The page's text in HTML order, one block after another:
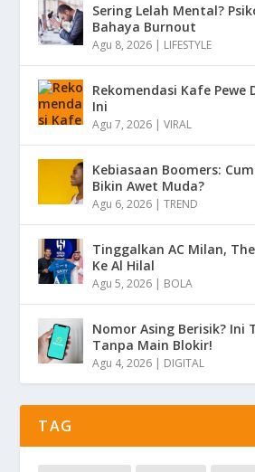
Sering Lelah Mental?
Bahaya Burnout
Agu 8, 2026 | LIFESTYLE
Rekomendasi Kafe Pewe
Ini
Agu 7, 2026 |VIRAL
Kebiasaan Boomers:
Bikin Awet Muda?
Agu 6, 2026 |TREND
Tinggalkan AC Milan,
Ke Al Hilal
Agu 5, 2026 | BOLA
Nomor Asing Berisik? Ini
Tanpa Main Blokir!
Agu 4, 2026 | DIGITAL
TAG